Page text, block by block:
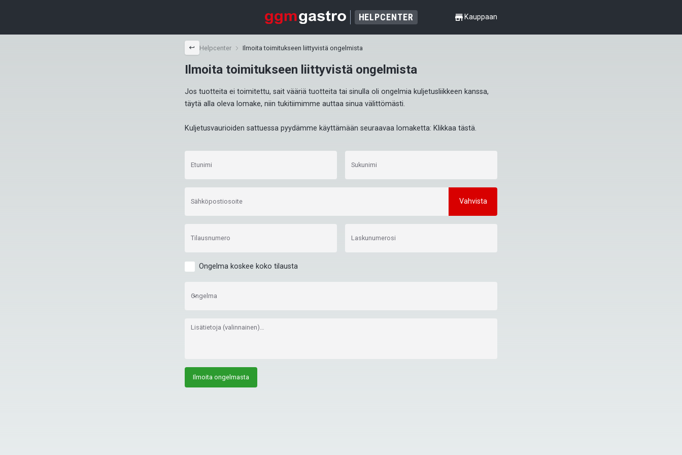
HELPCENTER shop Kauppaan
back Helpcenter Ilmoita toimitukseen liittyvistä ongelmista
Ilmoita toimitukseen liittyvistä ongelmista
Jos tuotteita ei toimitettu, sait vääriä tuotteita tai sinulla oli ongelmia kuljetusliikkeen kanssa,
täytä alla oleva lomake, niin tukitiimimme auttaa sinua välittömästi.
Kuljetusvaurioiden sattuessa pyydämme käyttämään seuraavaa lomaketta: Klikkaa tästä.
Etunimi Sukunimi
Sähköpostiosoite Vahvista
Tilausnumero Laskunumerosi
Ongelma koskee koko tilausta
Ongelma
Lisätietoja (valinnainen)…
Ilmoita ongelmasta